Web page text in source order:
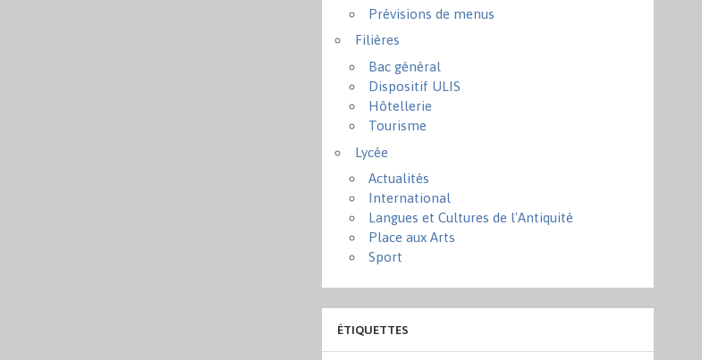
Prévisions de menus
Filières
Bac général
Dispositif ULIS
Hôtellerie
Tourisme
Lycée
Actualités
International
Langues et Cultures de l'Antiquité
Place aux Arts
Sport
ÉTIQUETTES